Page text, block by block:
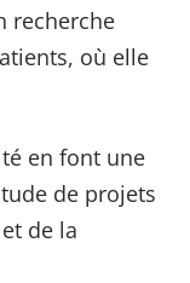
recherche
où elle
en font une
de projets
de la